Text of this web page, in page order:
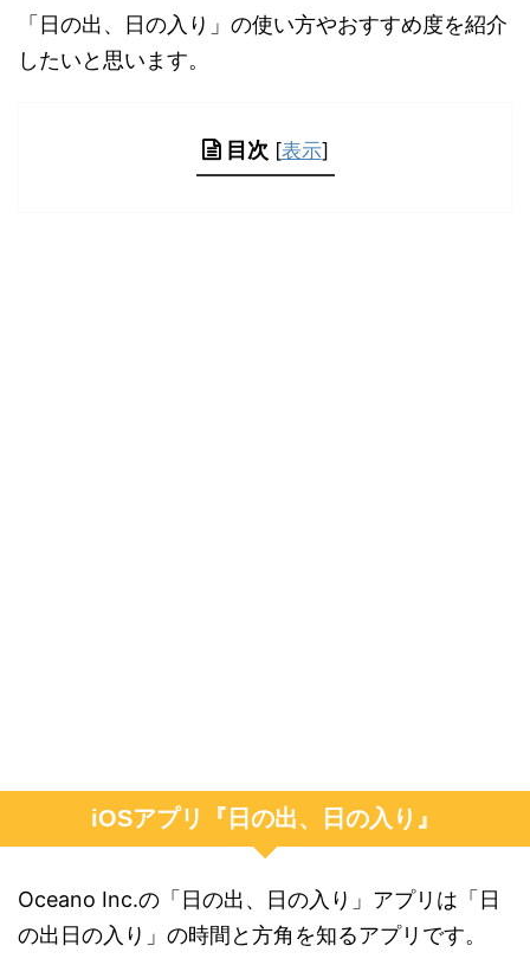
「日の出、日の入り」の使い方やおすすめ度を紹介
したいと思います。
目次 [表示]
iOSアプリ『日の出、日の入り』
Oceano Inc.の「日の出、日の入り」アプリは「日
の出日の入り」の時間と方角を知るアプリです。